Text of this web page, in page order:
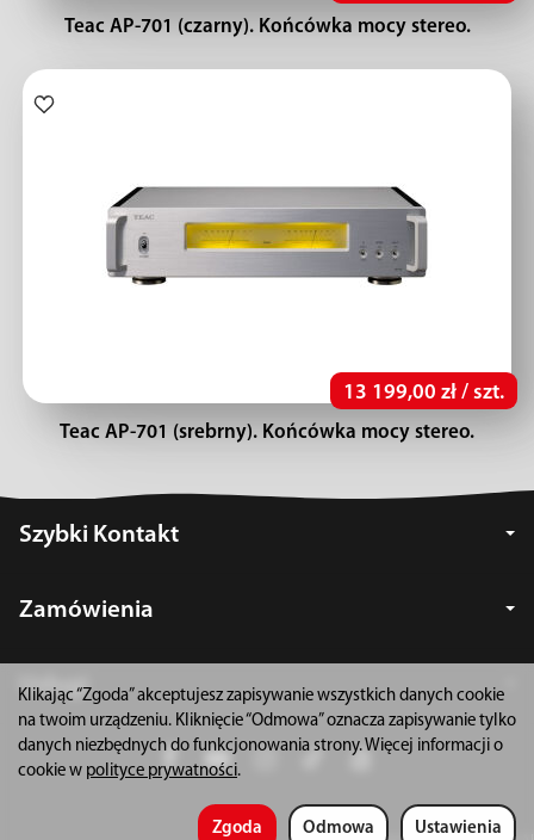
Teac AP-701 (czarny). Końcówka mocy stereo.
13 199,00 zł / szt.
Teac AP-701 (srebrny). Końcówka mocy stereo.
Szybki Kontakt
Zamówienia
Usługi
Klikając “Zgoda” akceptujesz zapisywanie wszystkich danych cookie
na twoim urządzeniu. Kliknięcie “Odmowa” oznacza zapisywanie tylko
danych niezbędnych do funkcjonowania strony. Więcej informacji o
cookie w polityce prywatności.
Ustawienia
Odmowa
Zgoda